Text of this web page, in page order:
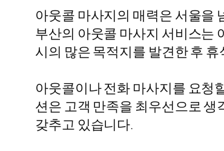
아웃콜 마사지의 매력은 서울을
부산의 아웃콜 마사지 서비스는
시의 많은 목적지를 발견한 후
아웃콜이나 전화 마사지를 요청
션은 고객 만족을 최우선으로
갖추고 있습니다.